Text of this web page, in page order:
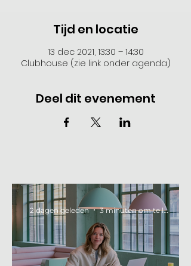
Tijd en locatie
13 dec 2021, 13:30 – 14:30
Clubhouse (zie link onder agenda)
Deel dit evenement
2 dagen geleden 3 minuten om te lezen